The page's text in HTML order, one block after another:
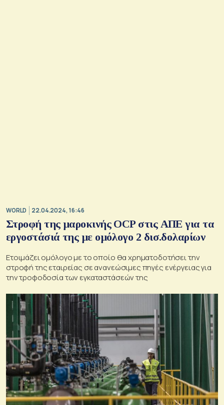
WORLD 22.04.2024, 16:46
Στροφή της μαροκινής OCP στις ΑΠΕ για τα
εργοστάσιά της με ομόλογο 2 δισ.δολαρίων
Ετοιμάζει ομόλογο με το οποίο θα χρηματοδοτήσει την
στροφή της εταιρείας σε ανανεώσιμες πηγές ενέργειας για
την τροφοδοσία των εγκαταστάσεών της